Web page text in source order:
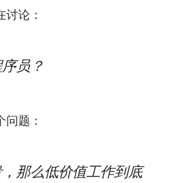
论：
员？
题：
那么低价值工作到底